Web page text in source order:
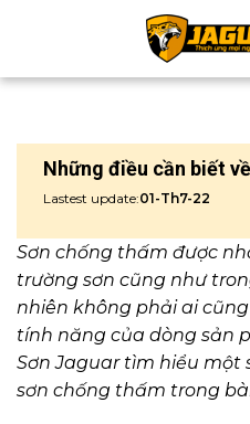
Những điều cần biết
Lastest update:01-Th7-22
Sơn chống thấm được
trường sơn cũng như
nhiên không phải ai
tính năng của dòng sản
Sơn Jaguar tìm hiểu một
sơn chống thấm trong